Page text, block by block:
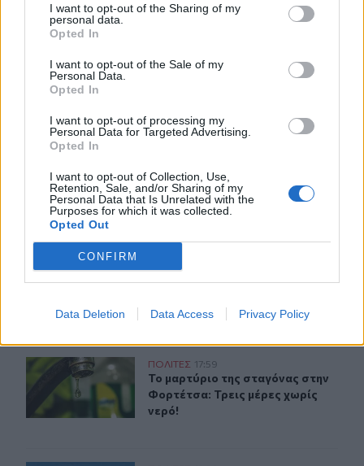
I want to opt-out of the Sharing of my
personal data.
Opted In
I want to opt-out of the Sale of my
Personal Data.
Opted In
I want to opt-out of processing my
Personal Data for Targeted Advertising.
Opted In
I want to opt-out of Collection, Use,
Retention, Sale, and/or Sharing of my
Personal Data that Is Unrelated with the
Purposes for which it was collected.
Opted Out
CONFIRM
Data Deletion Data Access Privacy Policy
«Δύο μέρες μόνο»
«Δύο μέρες μόνο»
«Δύο μέρες μόνο»
Στέγνωσαν οι βρύσες σε Μαραθίτη και Βασιλειές
Στέγνωσαν οι βρύσες σε Μαραθίτη
Στέγνωσαν οι βρύσες σε
Το μαρτύριο της σταγόνας στην Φορτέτσα: Τρεις μέρες
ΠΟΛΙΤΕΣ 17:59
Το μαρτύριο της σταγόνας στην
Το μαρτύριο της σταγόνας στην
Φορτέτσα: Τρεις μέρες χωρίς
νερό!